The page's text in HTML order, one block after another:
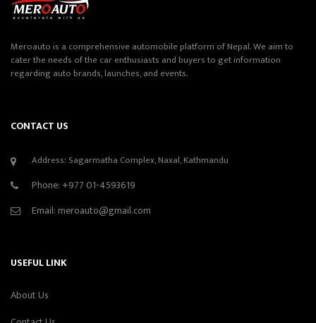
Meroauto is a comprehensive automobile platform of Nepal. We aim to
cater the needs of the car enthusiasts and buyers to get information
regarding auto brands, launches, and events.
CONTACT US
Address: Sagarmatha Complex, Naxal, Kathmandu
Phone: +977 01-4593619
Email:meroauto@gmail.com
USEFUL LINK
About Us